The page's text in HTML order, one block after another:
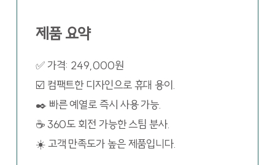
제품 요약
✅ 가격: 249,000원
☑️ 컴팩트한 디자인으로 휴대 용이.
✒️ 빠른 예열로 즉시 사용 가능.
☕ 360도 회전 가능한 스팀 분사.
☀️ 고객 만족도가 높은 제품입니다.